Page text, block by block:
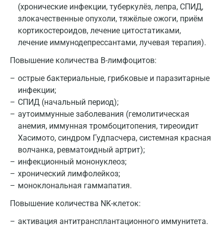
(хронические инфекции, туберкулёз, лепра, СПИД,
злокачественные опухоли, тяжёлые ожоги, приём
кортикостероидов, лечение цитостатиками,
лечение иммунодепрессантами, лучевая терапия).
Повышение количества B-лимфоцитов:
острые бактериальные, грибковые и паразитарные
инфекции;
СПИД (начальный период);
аутоиммунные заболевания (гемолитическая
анемия, иммунная тромбоцитопения, тиреоидит
Хасимото, синдром Гудпасчера, системная красная
волчанка, ревматоидный артрит);
инфекционный мононуклеоз;
хронический лимфолейкоз;
моноклональная гаммапатия.
Повышение количества NK-клеток:
активация антитрансплантационного иммунитета.